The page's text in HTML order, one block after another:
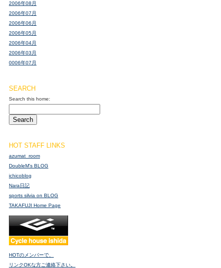
2006年08月
2006年07月
2006年06月
2006年05月
2006年04月
2006年03月
0006年07月
SEARCH
Search this home:
HOT STAFF LINKS
azumat_room
DoubleM's BLOG
ichicoblog
Nara日記
sports silvia on BLOG
TAKAFUJI Home Page
HOTのメンバーで、
リンクOKな方ご連絡下さい。